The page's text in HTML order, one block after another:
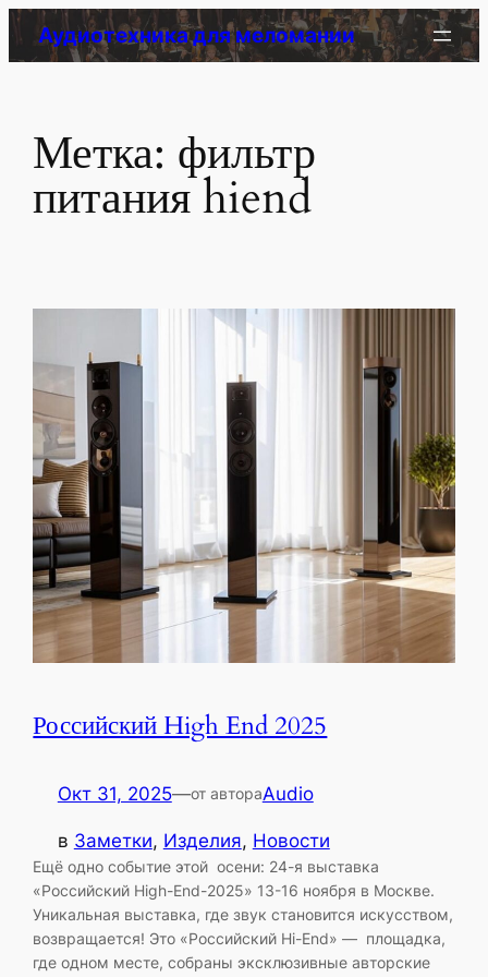
Перейти
Аудиотехника для меломании
Метка: фильтр
питания hiend
Российский High End 2025
Окт 31, 2025—от автораAudio
в Заметки, Изделия, Новости
Ещё одно событие этой осени: 24-я выставка
«Российский High-End-2025» 13-16 ноября в Москве.
Уникальная выставка, где звук становится искусством,
возвращается! Это «Российский Hi-End» — площадка,
где одном месте, собраны эксклюзивные авторские